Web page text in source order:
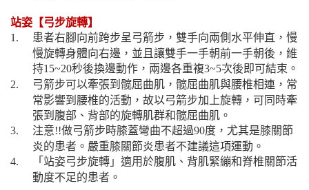
站姿【弓步旋轉】
1.
患者右腳向前跨步呈弓箭步，雙手向兩側水平伸直，慢
慢旋轉身體向右邊，並且讓雙手一手朝前一手朝後，維
持15~20秒後換邊動作，兩邊各重複3~5次後即可結束。
2.
弓箭步可以牽張到髋屈曲肌，髋屈曲肌與腰椎相連，常
常影響到腰椎的活動，故以弓箭步加上旋轉，可同時牽
張到腹部、背部的旋轉肌群和髋屈曲肌。
3. 注意!!做弓箭步時膝蓋彎曲不超過90度，尤其是膝關節
炎的患者。嚴重膝關節炎患者不建議這項運動。
4.
「站姿弓步旋轉」適用於腹肌、背肌緊繃和脊椎關節活
動度不足的患者。